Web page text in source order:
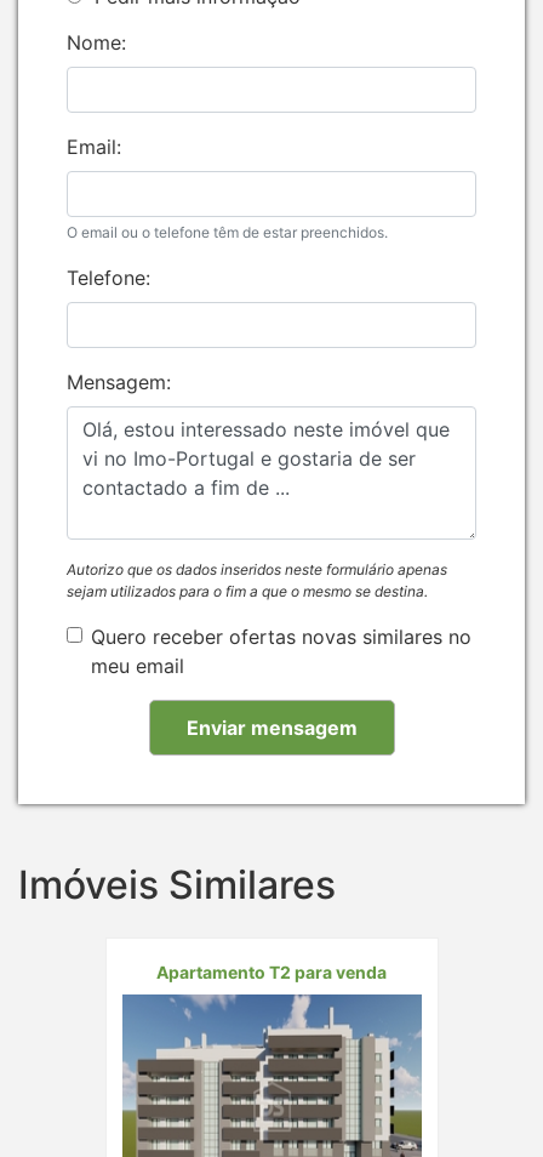
Nome:
Email:
O email ou o telefone têm de estar preenchidos.
Telefone:
Mensagem:
Autorizo que os dados inseridos neste formulário apenas
sejam utilizados para o fim a que o mesmo se destina.
Quero receber ofertas novas similares no
meu email
Imóveis Similares
Apartamento T2 para venda